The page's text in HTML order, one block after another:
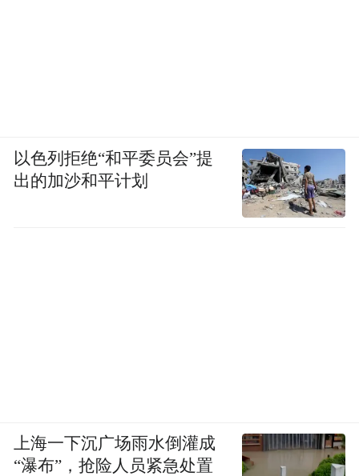
以色列拒绝“和平委员会”提
出的加沙和平计划
上海一下沉广场雨水倒灌成
“瀑布”，抢险人员紧急处置